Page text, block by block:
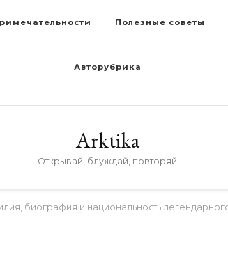
Полезные советы
Авторубрика
Arktika
Открывай, блуждай, повторяй
биография и национальность